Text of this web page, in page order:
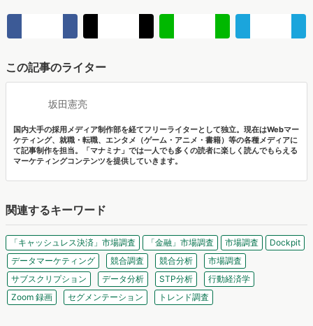
この記事のライター
坂田憲亮
国内大手の採用メディア制作部を経てフリーライターとして独立。現在はWebマー
ケティング、就職・転職、エンタメ（ゲーム・アニメ・書籍）等の各種メディアに
て記事制作を担当。「マナミナ」では一人でも多くの読者に楽しく読んでもらえる
マーケティングコンテンツを提供していきます。
関連するキーワード
「キャッシュレス決済」市場調査 「金融」市場調査 市場調査
Dockpit
データマーケティング
競合調査 競合分析
市場調査
サブスクリプション
データ分析 STP分析
行動経済学
Zoom 録画
セグメンテーション トレンド調査